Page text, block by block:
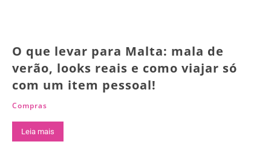
O que levar para Malta: mala de
verão, looks reais e como viajar só
com um item pessoal!
Compras
Leia mais